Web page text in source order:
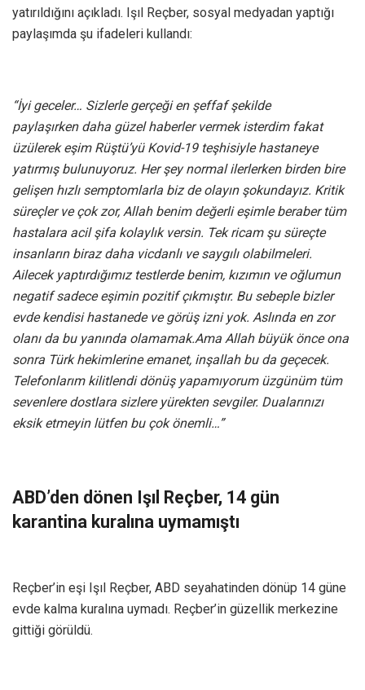
yatırıldığını açıkladı. Işıl Reçber, sosyal medyadan yaptığı
paylaşımda şu ifadeleri kullandı:
“İyi geceler… Sizlerle gerçeği en şeffaf şekilde
paylaşırken daha güzel haberler vermek isterdim fakat
üzülerek eşim Rüştü’yü Kovid-19 teşhisiyle hastaneye
yatırmış bulunuyoruz. Her şey normal ilerlerken birden bire
gelişen hızlı semptomlarla biz de olayın şokundayız. Kritik
süreçler ve çok zor, Allah benim değerli eşimle beraber tüm
hastalara acil şifa kolaylık versin. Tek ricam şu süreçte
insanların biraz daha vicdanlı ve saygılı olabilmeleri.
Ailecek yaptırdığımız testlerde benim, kızımın ve oğlumun
negatif sadece eşimin pozitif çıkmıştır. Bu sebeple bizler
evde kendisi hastanede ve görüş izni yok. Aslında en zor
olanı da bu yanında olamamak.Ama Allah büyük önce ona
sonra Türk hekimlerine emanet, inşallah bu da geçecek.
Telefonlarım kilitlendi dönüş yapamıyorum üzgünüm tüm
sevenlere dostlara sizlere yürekten sevgiler. Dualarınızı
eksik etmeyin lütfen bu çok önemli…”
ABD’den dönen Işıl Reçber, 14 gün
karantina kuralına uymamıştı
Reçber’in eşi Işıl Reçber, ABD seyahatinden dönüp 14 güne
evde kalma kuralına uymadı. Reçber’in güzellik merkezine
gittiği görüldü.